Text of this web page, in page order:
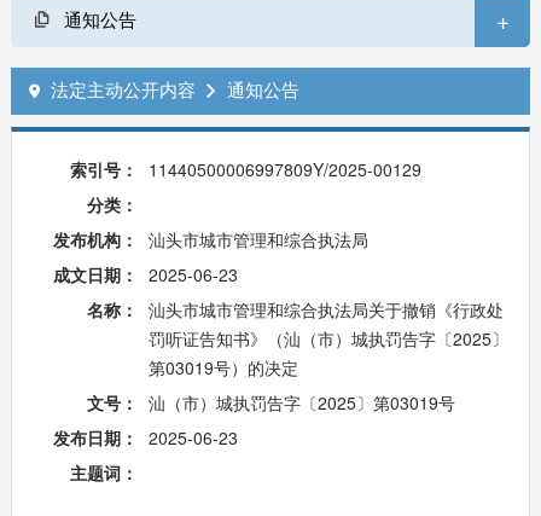
通知公告 +
 法定主动公开内容  通知公告
索引号：
11440500006997809Y/2025-00129
分类：
发布机构：
汕头市城市管理和综合执法局
成文日期：
2025-06-23
名称：
汕头市城市管理和综合执法局关于撤销《行政处
罚听证告知书》（汕（市）城执罚告字〔2025〕
第03019号）的决定
文号：
汕（市）城执罚告字〔2025〕第03019号
发布日期：
2025-06-23
主题词：